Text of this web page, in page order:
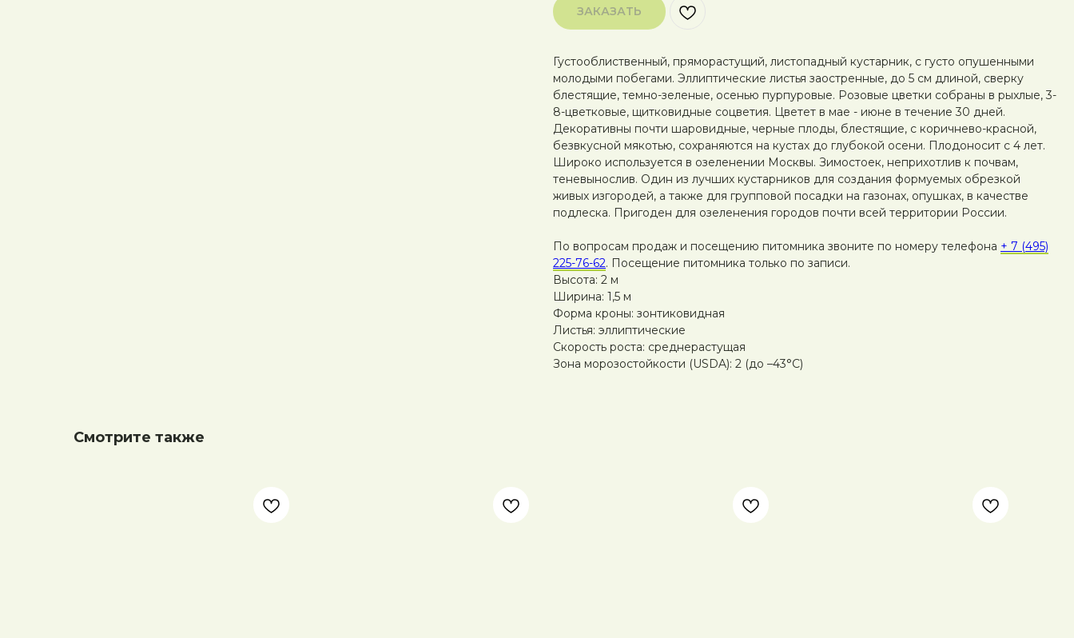
ЗАКАЗАТЬ
Густооблиственный, пряморастущий, листопадный кустарник, с густо опушенными
молодыми побегами. Эллиптические листья заостренные, до 5 см длиной, сверку
блестящие, темно-зеленые, осенью пурпуровые. Розовые цветки собраны в рыхлые, 3-
8-цветковые, щитковидные соцветия. Цветет в мае - июне в течение 30 дней.
Декоративны почти шаровидные, черные плоды, блестящие, с коричнево-красной,
безвкусной мякотью, сохраняются на кустах до глубокой осени. Плодоносит с 4 лет.
Широко используется в озеленении Москвы. Зимостоек, неприхотлив к почвам,
теневынослив. Один из лучших кустарников для создания формуемых обрезкой
живых изгородей, а также для групповой посадки на газонах, опушках, в качестве
подлеска. Пригоден для озеленения городов почти всей территории России.
По вопросам продаж и посещению питомника звоните по номеру телефона + 7 (495)
225-76-62. Посещение питомника только по записи.
Высота: 2 м
Ширина: 1,5 м
Форма кроны: зонтиковидная
Листья: эллиптические
Скорость роста: среднерастущая
Зона морозостойкости (USDA): 2 (до –43°C)
Смотрите также